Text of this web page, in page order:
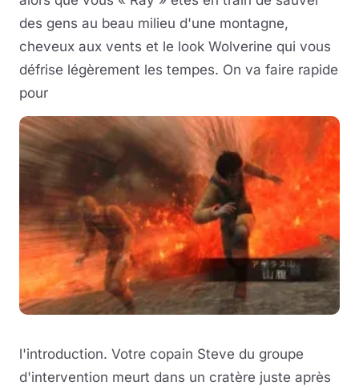
des gens au beau milieu d'une montagne,
cheveux aux vents et le look Wolverine qui vous
défrise légèrement les tempes. On va faire rapide
pour
l'introduction. Votre copain Steve du groupe
d'intervention meurt dans un cratère juste après